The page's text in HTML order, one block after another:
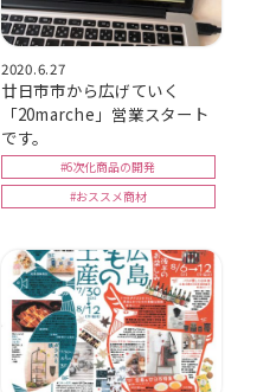
2020.6.27
廿日市市から広げていく
「20marche」営業スタート
です。
#6次化商品の開発
#おススメ商材